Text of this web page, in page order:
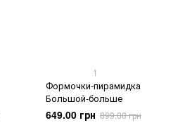
1
Формочки-пирамидка
Большой-больше
649.00 грн 899.00 грн